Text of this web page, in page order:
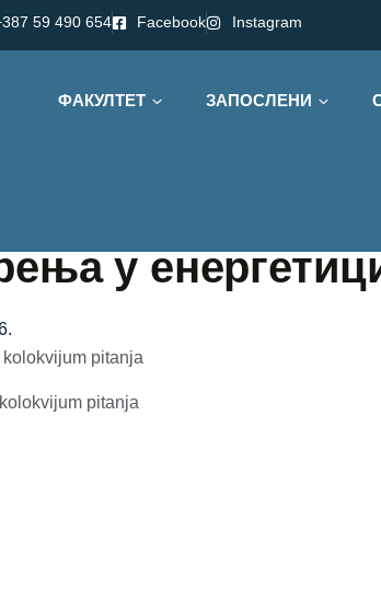
59 490 654 Facebook Instagram
ФАКУЛТЕТ ЗАПОСЛЕНИ
у
pitanja
pitanja